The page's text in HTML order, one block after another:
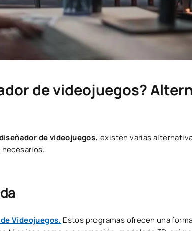
de videojuegos?
de videojuegos,existen varias
Videojuegos. Estos programas ofrecen una